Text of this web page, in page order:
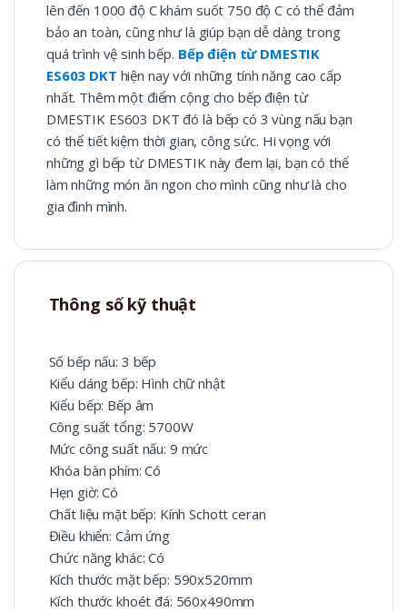
lên đến 1000 độ C khám suốt 750 độ C có thể đảm
bảo an toàn, cũng như là giúp bạn dễ dàng trong
quá trình vệ sinh bếp. Bếp điện từ DMESTIK
ES603 DKT hiện nay với những tính năng cao cấp
nhất. Thêm một điểm cộng cho bếp điện từ
DMESTIK ES603 DKT đó là bếp có 3 vùng nấu bạn
có thể tiết kiệm thời gian, công sức. Hi vọng với
những gì bếp từ DMESTIK này đem lại, bạn có thể
làm những món ăn ngon cho mình cũng như là cho
gia đình mình.
Thông số kỹ thuật
Số bếp nấu: 3 bếp
Kiểu dáng bếp: Hình chữ nhật
Kiểu bếp: Bếp âm
Công suất tổng: 5700W
Mức công suất nấu: 9 mức
Khóa bàn phím: Có
Hẹn giờ: Có
Chất liệu mặt bếp: Kính Schott ceran
Điều khiển: Cảm ứng
Chức năng khác: Có
Kích thước mặt bếp: 590x520mm
Kích thước khoét đá: 560x490mm